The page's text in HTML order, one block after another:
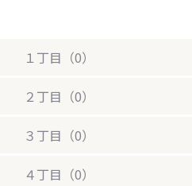
１丁目（0）
２丁目（0）
３丁目（0）
４丁目（0）